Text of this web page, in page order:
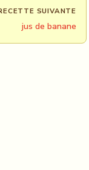
SUIVANTE
jus de banane